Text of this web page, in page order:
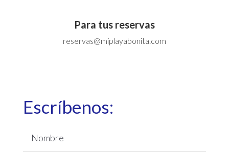
Para tus reservas
reservas@miplayabonita.com
Escríbenos: